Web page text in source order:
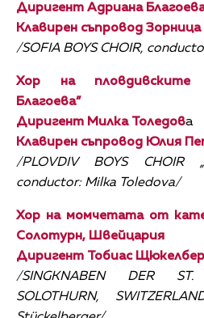
Диригент Адриана
Клавирен съпровод
/SOFIA BOYS CHOIR,
Хор на пловдивските
Благоева”
Диригент Милка Толедова
Клавирен съпровод Юлия
/PLOVDIV BOYS CHOIR
conductor: Milka Toledova/
Хор на момчетата от
Солотурн, Швейцария
Диригент Тобиас
/SINGKNABEN DER ST.
SOLOTHURN,